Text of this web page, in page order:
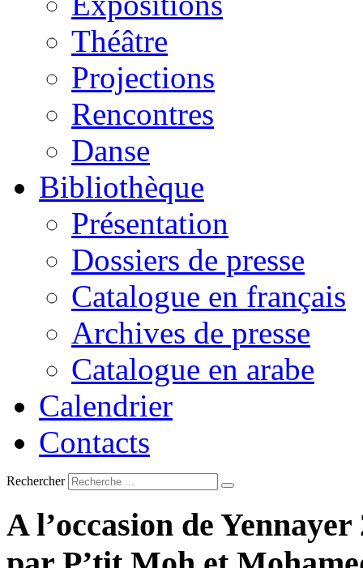
Théâtre
Projections
Rencontres
Danse
Bibliothèque
Présentation
Dossiers de presse
Catalogue en français
Archives de presse
Catalogue en arabe
Calendrier
Contacts
Rechercher
A l’occasion de Yennayer